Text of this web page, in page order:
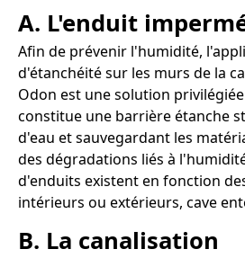
A. L'enduit
Afin de prévenir l'humidité,
d'étanchéité sur les murs de la
Odon est une solution
constitue une barrière étanche
d'eau et sauvegardant les
des dégradations liés à
d'enduits existent en fonction
intérieurs ou extérieurs, cave
B. La canalisation